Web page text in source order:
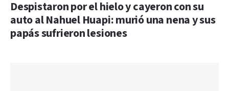
Despistaron por el hielo y cayeron con su
auto al Nahuel Huapi: murió una nena y sus
papás sufrieron lesiones